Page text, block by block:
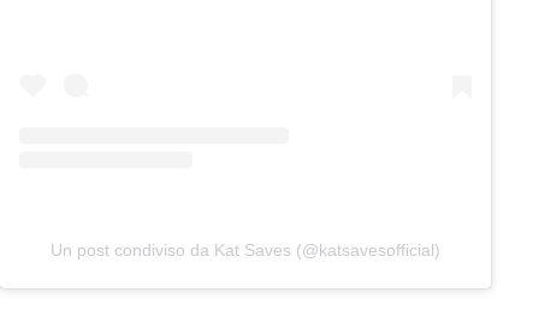
Un post condiviso da Kat Saves (@katsavesofficial)